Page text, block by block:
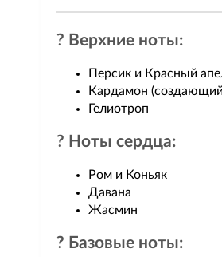
? Верхние ноты:
Персик и Красный
Кардамон
Гелиотроп
? Ноты сердца:
Ром и Коньяк
Давана
Жасмин
? Базовые ноты: